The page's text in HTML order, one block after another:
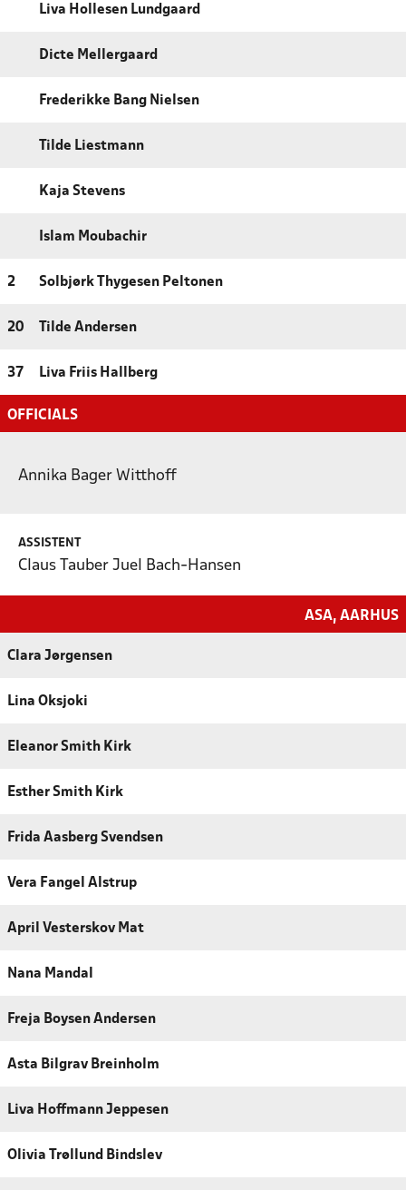
Liva Hollesen Lundgaard
Dicte Mellergaard
Frederikke Bang Nielsen
Tilde Liestmann
Kaja Stevens
Islam Moubachir
2 Solbjørk Thygesen Peltonen
20 Tilde Andersen
37 Liva Friis Hallberg
OFFICIALS
Annika Bager Witthoff
ASSISTENT
Claus Tauber Juel Bach-Hansen
ASA, AARHUS
Clara Jørgensen
Lina Oksjoki
Eleanor Smith Kirk
Esther Smith Kirk
Frida Aasberg Svendsen
Vera Fangel Alstrup
April Vesterskov Mat
Nana Mandal
Freja Boysen Andersen
Asta Bilgrav Breinholm
Liva Hoffmann Jeppesen
Olivia Trøllund Bindslev